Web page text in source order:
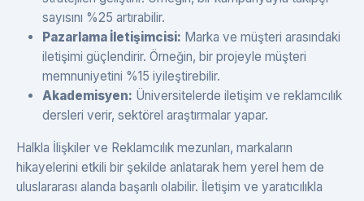
sayısını %25 artırabilir.
Pazarlama İletişimcisi: Marka ve müşteri arasındaki
iletişimi güçlendirir. Örneğin, bir projeyle müşteri
memnuniyetini %15 iyileştirebilir.
Akademisyen: Üniversitelerde iletişim ve reklamcılık
dersleri verir, sektörel araştırmalar yapar.
Halkla İlişkiler ve Reklamcılık mezunları, markaların
hikayelerini etkili bir şekilde anlatarak hem yerel hem de
uluslararası alanda başarılı olabilir. İletişim ve yaratıcılıkla